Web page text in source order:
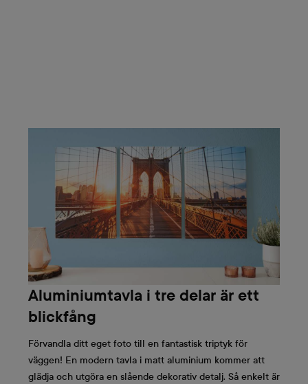
Aluminiumtavla i tre delar är ett
blickfång
Förvandla ditt eget foto till en fantastisk triptyk för
väggen! En modern tavla i matt aluminium kommer att
glädja och utgöra en slående dekorativ detalj. Så enkelt är